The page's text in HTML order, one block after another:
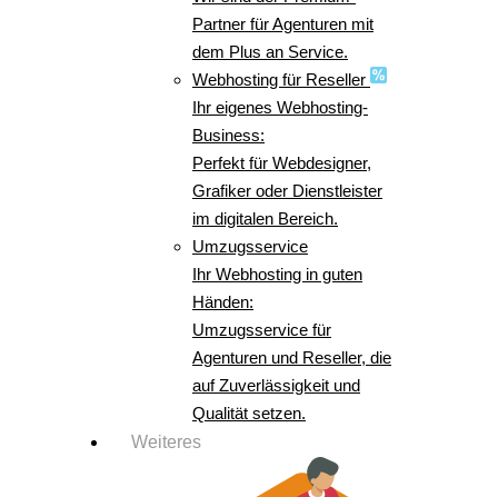
Partner für Agenturen mit
dem Plus an Service.
Webhosting für Reseller
Ihr eigenes Webhosting-
Business:
Perfekt für Webdesigner,
Grafiker oder Dienstleister
im digitalen Bereich.
Umzugsservice
Ihr Webhosting in guten
Händen:
Umzugsservice für
Agenturen und Reseller, die
auf Zuverlässigkeit und
Qualität setzen.
Weiteres